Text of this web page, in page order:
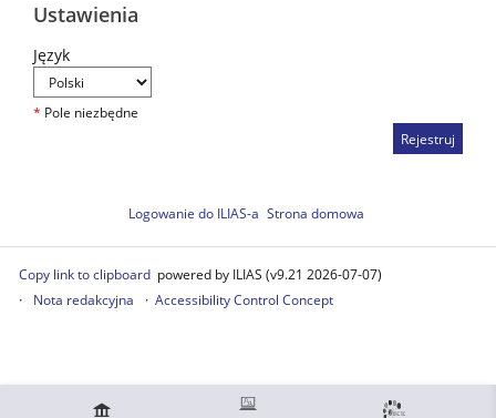
Ustawienia
Język
* Pole niezbędne
Logowanie do ILIAS-a Strona domowa
Copy link to clipboard powered by ILIAS (v9.21 2026-07-07)
Nota redakcyjna
Accessibility Control Concept